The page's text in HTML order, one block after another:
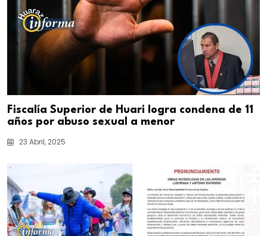
Fiscalía Superior de Huari logra condena de 11
años por abuso sexual a menor
23 Abril, 2025